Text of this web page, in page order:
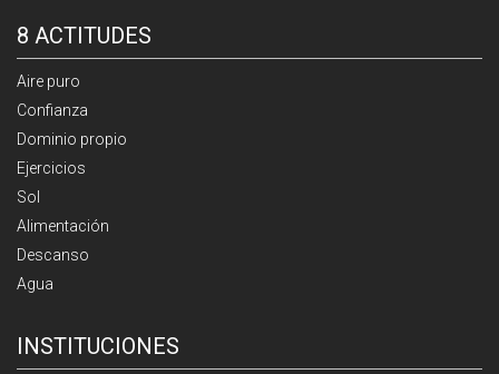
8 ACTITUDES
Aire puro
Confianza
Dominio propio
Ejercicios
Sol
Alimentación
Descanso
Agua
INSTITUCIONES